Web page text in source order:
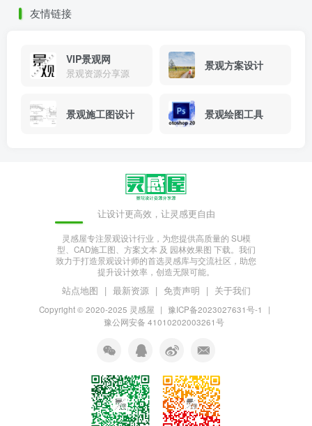
友情链接
VIP景观网
景观资源分享源
景观方案设计
景观施工图设计 景观绘图工具
让设计更高效，让灵感更自由
灵感屋专注景观设计行业，为您提供高质量的 SU模
型、CAD施工图、方案文本 及 园林效果图 下载。我们
致力于打造景观设计师的首选灵感库与交流社区，助您
提升设计效率，创造无限可能。
站点地图 | 最新资源 | 免责声明 | 关于我们
Copyright © 2020-2025 灵感屋 | 豫ICP备2023027631号-1
|
豫公网安备 41010202003261号